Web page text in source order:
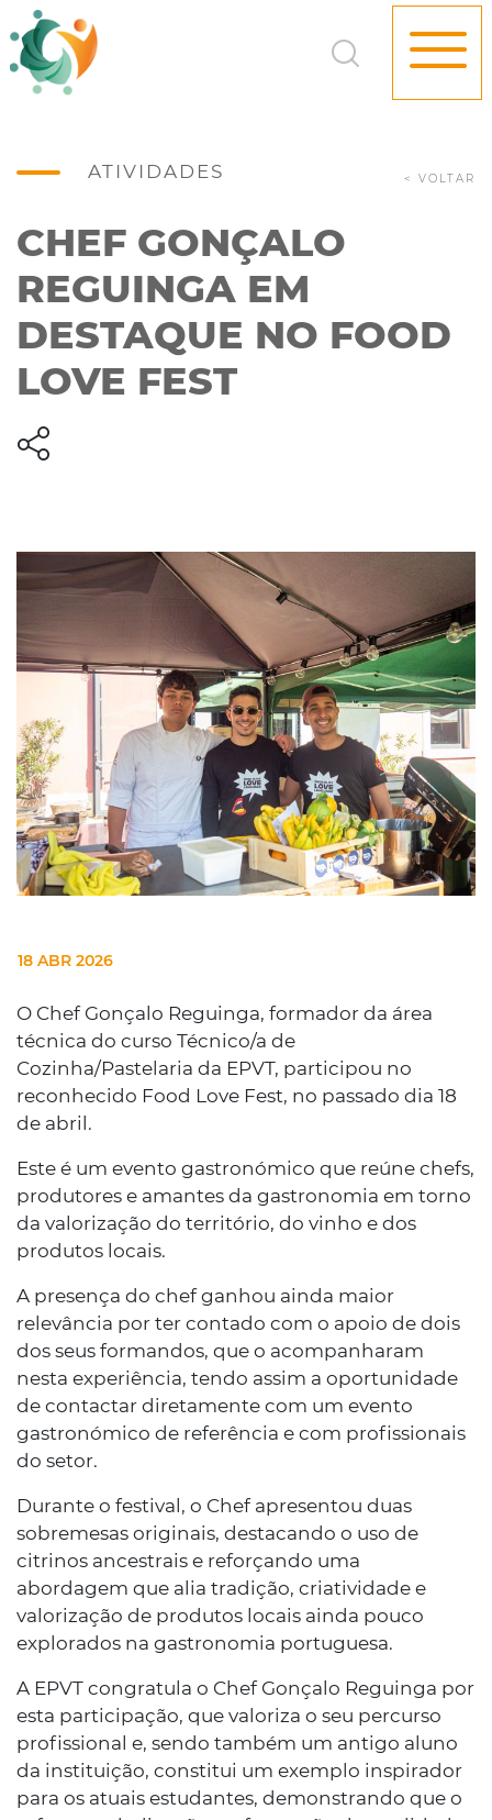
ATIVIDADES < VOLTAR
CHEF GONÇALO
REGUINGA EM
DESTAQUE NO FOOD
LOVE FEST
18 ABR 2026
O Chef Gonçalo Reguinga, formador da área
técnica do curso Técnico/a de
Cozinha/Pastelaria da EPVT, participou no
reconhecido Food Love Fest, no passado dia 18
de abril.
Este é um evento gastronómico que reúne chefs,
produtores e amantes da gastronomia em torno
da valorização do território, do vinho e dos
produtos locais.
A presença do chef ganhou ainda maior
relevância por ter contado com o apoio de dois
dos seus formandos, que o acompanharam
nesta experiência, tendo assim a oportunidade
de contactar diretamente com um evento
gastronómico de referência e com profissionais
do setor.
Durante o festival, o Chef apresentou duas
sobremesas originais, destacando o uso de
citrinos ancestrais e reforçando uma
abordagem que alia tradição, criatividade e
valorização de produtos locais ainda pouco
explorados na gastronomia portuguesa.
A EPVT congratula o Chef Gonçalo Reguinga por
esta participação, que valoriza o seu percurso
profissional e, sendo também um antigo aluno
da instituição, constitui um exemplo inspirador
para os atuais estudantes, demonstrando que o